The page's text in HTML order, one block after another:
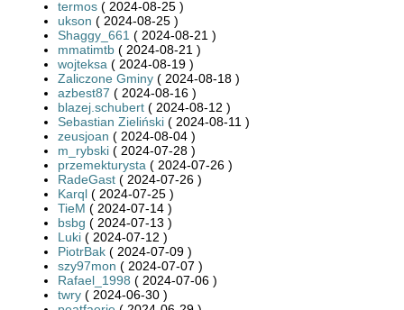
termos ( 2024-08-25 )
ukson ( 2024-08-25 )
Shaggy_661 ( 2024-08-21 )
mmatimtb ( 2024-08-21 )
wojteksa ( 2024-08-19 )
Zaliczone Gminy ( 2024-08-18 )
azbest87 ( 2024-08-16 )
blazej.schubert ( 2024-08-12 )
Sebastian Zieliński ( 2024-08-11 )
zeusjoan ( 2024-08-04 )
m_rybski ( 2024-07-28 )
przemekturysta ( 2024-07-26 )
RadeGast ( 2024-07-26 )
Karql ( 2024-07-25 )
TieM ( 2024-07-14 )
bsbg ( 2024-07-13 )
Luki ( 2024-07-12 )
PiotrBak ( 2024-07-09 )
szy97mon ( 2024-07-07 )
Rafael_1998 ( 2024-07-06 )
twry ( 2024-06-30 )